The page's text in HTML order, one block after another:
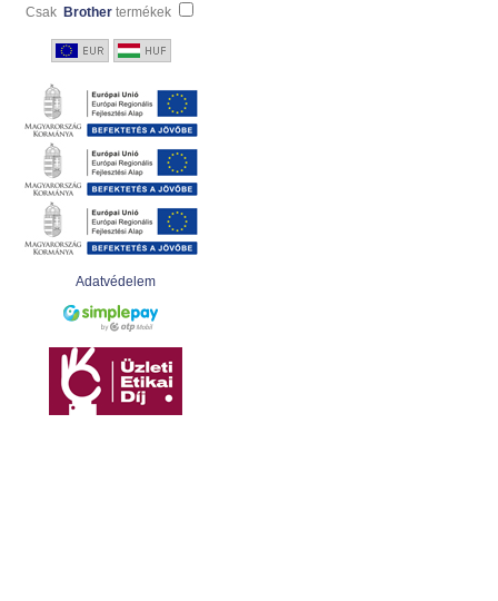
Csak Brother termékek
Adatvédelem